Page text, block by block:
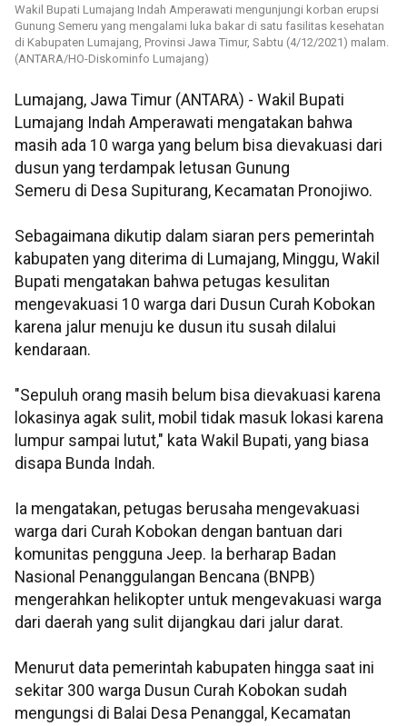
Wakil Bupati Lumajang Indah Amperawati mengunjungi korban erupsi
Gunung Semeru yang mengalami luka bakar di satu fasilitas kesehatan
di Kabupaten Lumajang, Provinsi Jawa Timur, Sabtu (4/12/2021) malam.
(ANTARA/HO-Diskominfo Lumajang)
Lumajang, Jawa Timur (ANTARA) - Wakil Bupati
Lumajang Indah Amperawati mengatakan bahwa
masih ada 10 warga yang belum bisa dievakuasi dari
dusun yang terdampak letusan Gunung
Semeru di Desa Supiturang, Kecamatan Pronojiwo.
Sebagaimana dikutip dalam siaran pers pemerintah
kabupaten yang diterima di Lumajang, Minggu, Wakil
Bupati mengatakan bahwa petugas kesulitan
mengevakuasi 10 warga dari Dusun Curah Kobokan
karena jalur menuju ke dusun itu susah dilalui
kendaraan.
"Sepuluh orang masih belum bisa dievakuasi karena
lokasinya agak sulit, mobil tidak masuk lokasi karena
lumpur sampai lutut," kata Wakil Bupati, yang biasa
disapa Bunda Indah.
Ia mengatakan, petugas berusaha mengevakuasi
warga dari Curah Kobokan dengan bantuan dari
komunitas pengguna Jeep. Ia berharap Badan
Nasional Penanggulangan Bencana (BNPB)
mengerahkan helikopter untuk mengevakuasi warga
dari daerah yang sulit dijangkau dari jalur darat.
Menurut data pemerintah kabupaten hingga saat ini
sekitar 300 warga Dusun Curah Kobokan sudah
mengungsi di Balai Desa Penanggal, Kecamatan